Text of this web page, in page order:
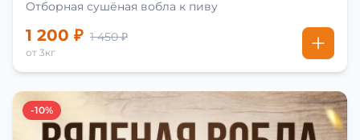
Отборная сушёная вобла к пиву
1 200 ₽ 1 450 ₽
от 3кг
-10%